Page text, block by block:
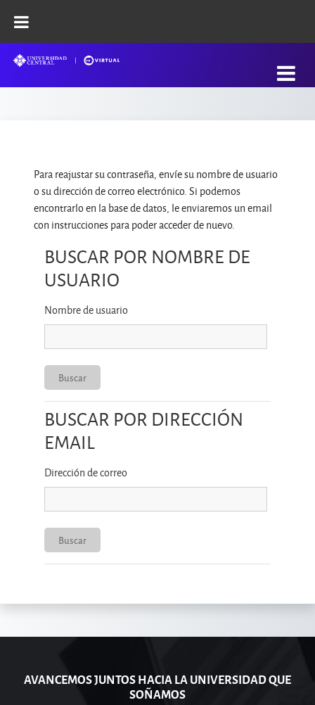
Para reajustar su contraseña, envíe su nombre de usuario
o su dirección de correo electrónico. Si podemos
encontrarlo en la base de datos, le enviaremos un email
con instrucciones para poder acceder de nuevo.
Buscar por nombre de usuario
BUSCAR POR NOMBRE DE
USUARIO
Nombre de usuario
Buscar por dirección email
BUSCAR POR DIRECCIÓN
EMAIL
Dirección de correo
AVANCEMOS JUNTOS HACIA LA UNIVERSIDAD QUE
SOÑAMOS